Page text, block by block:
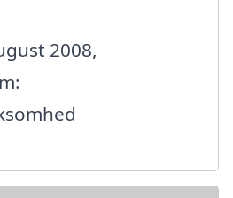
2008,